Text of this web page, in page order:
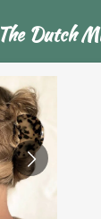
The Dutch